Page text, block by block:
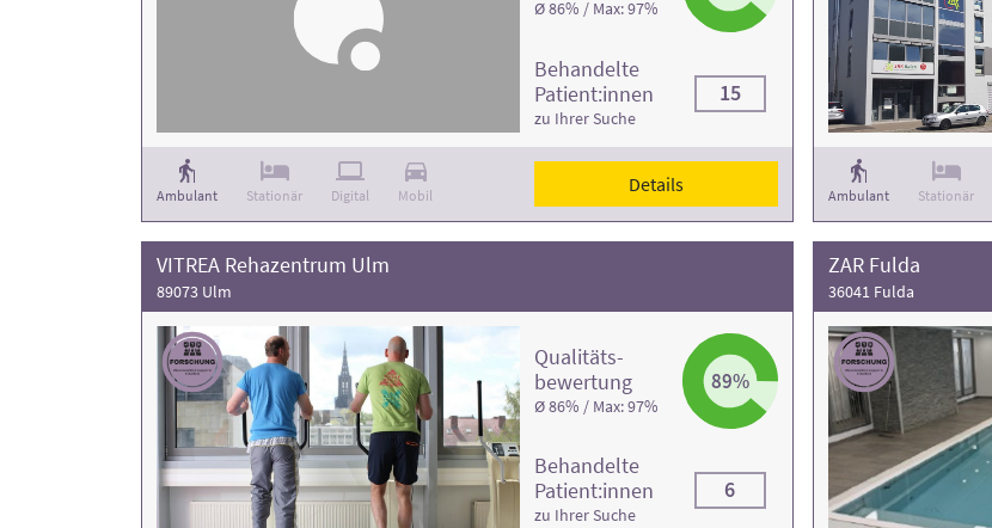
Ambulant Stationär Digital Mobil
Ø 86% / Max: 97%
Behandelte
Patient:innen
zu Ihrer Suche
15
Details Ambulant Stationär
VITREA Rehazentrum Ulm
89073 Ulm
Qualitäts­
bewertung
Ø 86% / Max: 97%
89%
Behandelte
Patient:innen
zu Ihrer Suche
6
ZAR Fulda
36041 Fulda